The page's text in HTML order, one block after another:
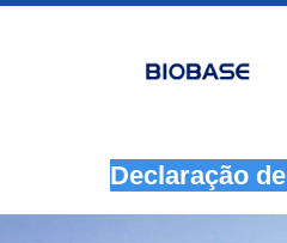
Declaração de